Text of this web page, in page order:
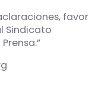
favor
Sindicato